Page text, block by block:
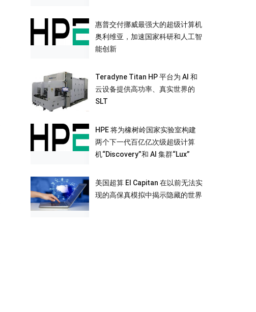
惠普交付挪威最强大的超级计算机
奥利维亚，加速国家科研和人工智
能创新
Teradyne Titan HP 平台为 AI 和
云设备提供高功率、真实世界的
SLT
HPE 将为橡树岭国家实验室构建
两个下一代百亿亿次级超级计算
机“Discovery”和 AI 集群“Lux”
美国超算 El Capitan 在以前无法实
现的高保真模拟中揭示隐藏的世界